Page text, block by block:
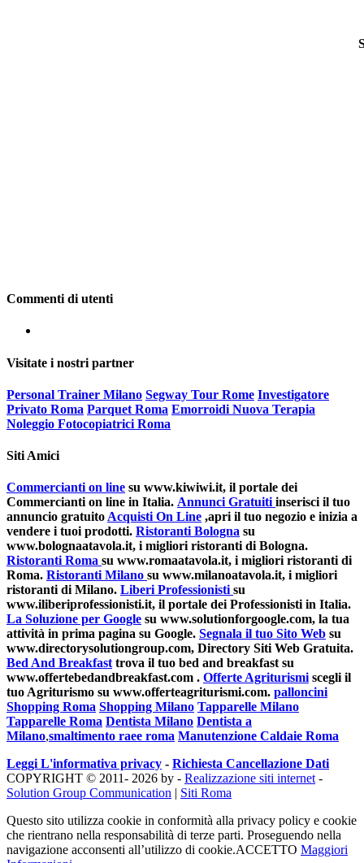
Commenti di utenti
Visitate i nostri partner
Personal Trainer Milano Segway Tour Rome Investigatore
Privato Roma Parquet Roma Emorroidi Nuova Terapia
Noleggio Fotocopiatrici Roma
Siti Amici
Commercianti on line su www.kiwiwi.it, il portale dei
Commercianti on line in Italia. Annunci Gratuitiinserisci il tuo
annuncio gratuitoAcquisti On Line ,apri il tuo negozio e inizia a
vendere i tuoi prodotti. Ristoranti Bologna su
www.bolognaatavola.it, i migliori ristoranti di Bologna.
Ristoranti Roma su www.romaatavola.it, i migliori ristoranti di
Roma. Ristoranti Milano su www.milanoatavola.it, i migliori
ristoranti di Milano. Liberi Professionistisu
www.iliberiprofessionisti.it, il portale dei Professionisti in Italia.
La Soluzione per Google su www.solutionforgoogle.com, la tua
attività in prima pagina su Google. Segnala il tuo Sito Web su
www.directorysolutiongroup.com, Directory Siti Web Gratuita.
Bed And Breakfasttrova il tuo bed and breakfast su
www.offertebedandbreakfast.com . Offerte Agriturismiscegli il
tuo Agriturismo su www.offerteagriturismi.com. palloncini
Shopping Roma Shopping Milano Tapparelle Milano
Tapparelle Roma Dentista Milano Dentista a
Milano,smaltimento raee roma Manutenzione Caldaie Roma
Leggi L'informativa privacy - Richiesta Cancellazione Dati
COPYRIGHT © 2011- 2026 by - Realizzazione siti internet-
Solution Group Communication | Siti Roma
Questo sito utilizza cookie in conformità alla privacy policy e cookie
che rientrano nella responsabilità di terze parti. Proseguendo nella
navigazione acconsenti all’utilizzo di cookie.ACCETTO Maggiori